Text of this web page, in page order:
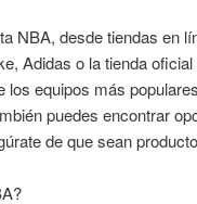
NBA, desde tiendas en
Adidas o la tienda
los equipos más
puedes encontrar
de que sean